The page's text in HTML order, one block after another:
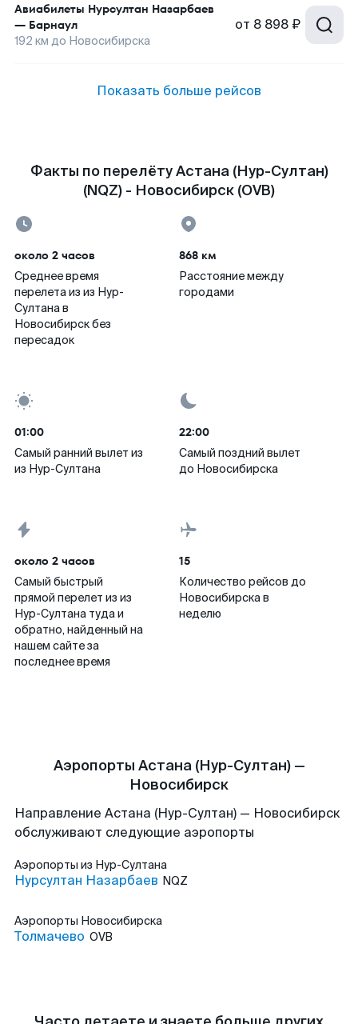
Авиабилеты Нурсултан Назарбаев
— Барнаул
192 км до Новосибирска
от 8 898 ₽
Показать больше рейсов
Факты по перелёту Астана (Нур-Султан)
(NQZ) - Новосибирск (OVB)
около 2 часов
Среднее время
перелета из из Нур-
Султана в
Новосибирск без
пересадок
868 км
Расстояние между
городами
01:00
Самый ранний вылет из
из Нур-Султана
22:00
Самый поздний вылет
до Новосибирска
около 2 часов
Самый быстрый
прямой перелет из из
Нур-Султана туда и
обратно, найденный на
нашем сайте за
последнее время
15
Количество рейсов до
Новосибирска в
неделю
Аэропорты Астана (Нур-Султан) —
Новосибирск
Направление Астана (Нур-Султан) — Новосибирск
обслуживают следующие аэропорты
Аэропорты из Нур-Султана
Нурсултан Назарбаев NQZ
Аэропорты Новосибирска
Толмачево OVB